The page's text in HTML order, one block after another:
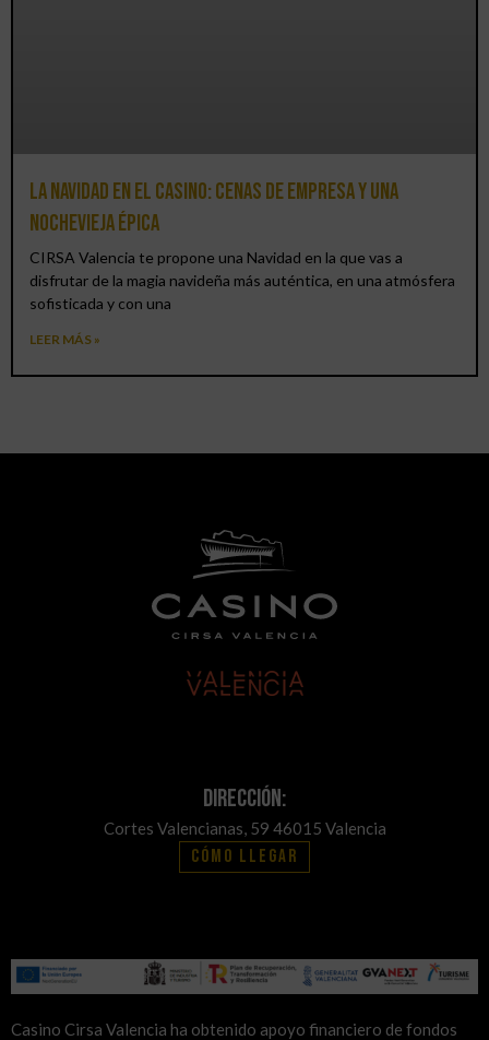
La Navidad en el Casino: cenas de empresa y una
Nochevieja épica
CIRSA Valencia te propone una Navidad en la que vas a
disfrutar de la magia navideña más auténtica, en una atmósfera
sofisticada y con una
LEER MÁS »
Dirección:
Cortes Valencianas, 59 46015 Valencia
Cómo llegar
Casino Cirsa Valencia ha obtenido apoyo financiero de fondos